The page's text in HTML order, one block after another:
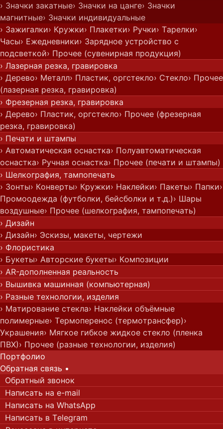
› Значки закатные› Значки на цанге› Значки
магнитные› Значки индивидуальные
› Зажигалки› Кружки› Плакетки› Ручки› Тарелки›
Часы› Ежедневники› Зарядное устройство с
подсветкой› Прочее (сувенирная продукция)
› Лазерная резка, гравировка
› Дерево› Металл› Пластик, оргстекло› Стекло› Прочее
(лазерная резка, гравировка)
› Фрезерная резка, гравировка
› Дерево› Пластик, оргстекло› Прочее (фрезерная
резка, гравировка)
› Печати и штампы
› Автоматическая оснастка› Полуавтоматическая
оснастка› Ручная оснастка› Прочее (печати и штампы)
› Шелкография, тампопечать
› Зонты› Конверты› Кружки› Наклейки› Пакеты› Папки›
Промоодежда (футболки, бейсболки и т.д.)› Шары
воздушные› Прочее (шелкография, тампопечать)
› Дизайн
› Дизайн› Эскизы, макеты, чертежи
› Флористика
› Букеты› Авторские букеты› Композиции
› AR-дополненная реальность
› Вышивка машинная (компьютерная)
› Разные технологии, изделия
› Матирование стекла› Наклейки объёмные
полимерные› Термоперенос (термотрансфер)›
Украшения› Мягкое гибкое жидкое стекло (пленка
ПВХ)› Прочее (разные технологии, изделия)
Портфолио
Обратная связь •
Обратный звонок
Написать на e-mail
Написать на WhatsApp
Написать в Telegram